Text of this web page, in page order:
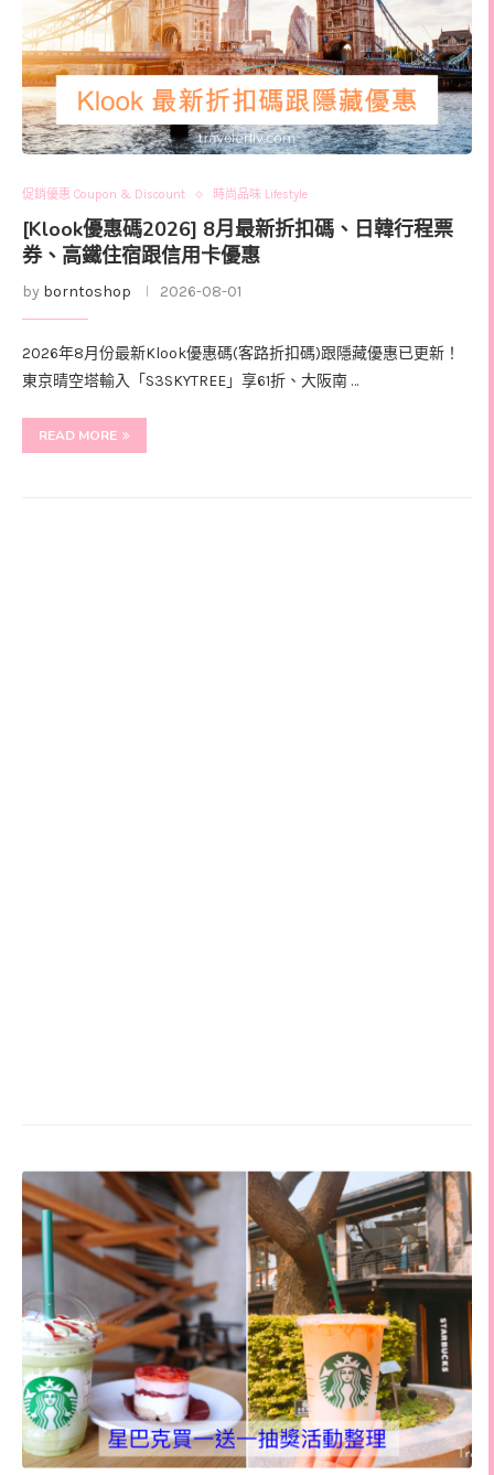
促銷優惠 Coupon & Discount 時尚品味 Lifestyle
[Klook優惠碼2026] 8月最新折扣碼、日韓行程票
券、高鐵住宿跟信用卡優惠
by borntoshop 2026-08-01
2026年8月份最新Klook優惠碼(客路折扣碼)跟隱藏優惠已更新！
東京晴空塔輸入「S3SKYTREE」享61折、大阪南 …
READ MORE